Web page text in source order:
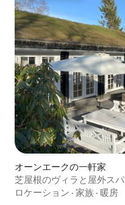
オーンエークの一軒家
芝屋根のヴィラと屋外スパ
ロケーション · 家族 · 暖房